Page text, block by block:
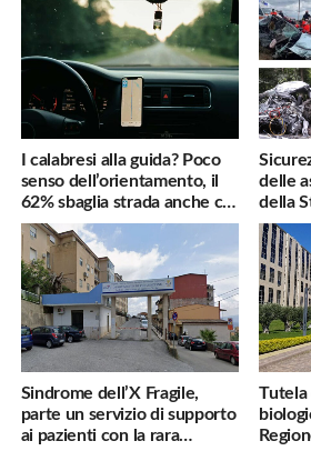
I calabresi alla guida? Poco
senso dell’orientamento, il
62% sbaglia strada anche col
navigatore
delle
della
subito»
Sindrome dell’X Fragile,
parte un servizio di supporto
ai pazienti con la rara
Tutela